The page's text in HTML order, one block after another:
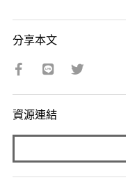
分享本文
資源連結